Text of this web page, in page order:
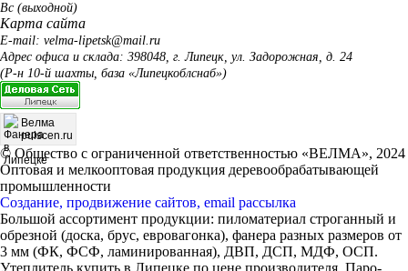
Вс (выходной)
Карта сайта
E-mail: velma-lipetsk@mail.ru
Адрес офиса и склада: 398048, г. Липецк, ул. Задорожная, д. 24
(Р-н 10-й шахты, база «Липецкоблснаб»)
Велма
pulscen.ru
© Общество с ограниченной ответственностью «ВЕЛМА», 2024
Оптовая и мелкооптовая продукция деревообрабатывающей
промышленности
Создание, продвижение сайтов, email рассылка
Большой ассортимент продукции: пиломатериал строганный и
обрезной (доска, брус, евровагонка), фанера разных размеров от
3 мм (ФК, ФСФ, ламинированная), ДВП, ДСП, МДФ, ОСП.
Утеплитель купить в Липецке по цене производителя. Паро-